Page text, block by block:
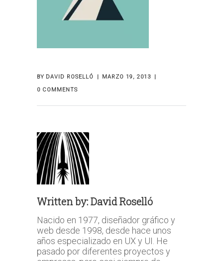
BY DAVID ROSELLÓ
MARZO 19, 2013
0 COMMENTS
Written by:David Roselló
Nacido en 1977, diseñador gráfico y
web desde 1998, desde hace unos
años especializado en UX y UI. He
pasado por diferentes proyectos y